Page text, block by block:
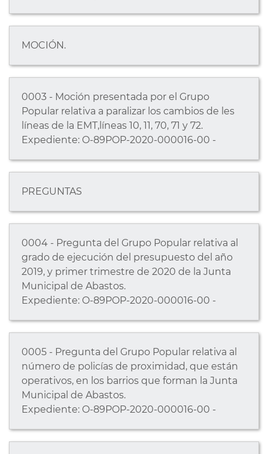
MOCIÓN.
0003 - Moción presentada por el Grupo
Popular relativa a paralizar los cambios de les
líneas de la EMT,líneas 10, 11, 70, 71 y 72.
Expediente: O-89POP-2020-000016-00 -
PREGUNTAS
0004 - Pregunta del Grupo Popular relativa al
grado de ejecución del presupuesto del año
2019, y primer trimestre de 2020 de la Junta
Municipal de Abastos.
Expediente: O-89POP-2020-000016-00 -
0005 - Pregunta del Grupo Popular relativa al
número de policías de proximidad, que están
operativos, en los barrios que forman la Junta
Municipal de Abastos.
Expediente: O-89POP-2020-000016-00 -